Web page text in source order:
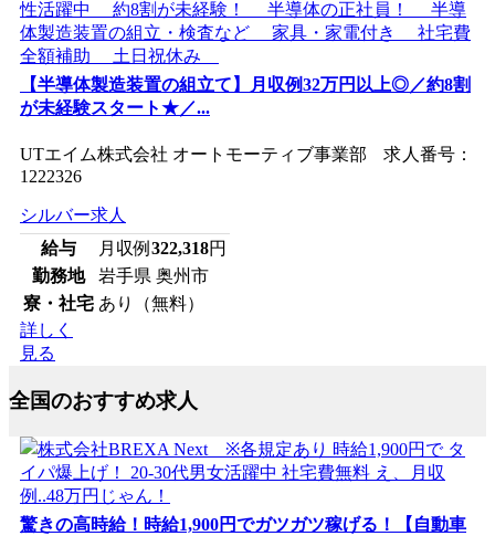
【半導体製造装置の組立て】月収例32万円以上◎／約8割
が未経験スタート★／...
UTエイム株式会社 オートモーティブ事業部 求人番号：
1222326
シルバー求人
給与
月収例 322,318円
勤務地
岩手県 奥州市
寮・社宅 あり（無料）
詳しく
見る
全国のおすすめ求人
驚きの高時給！時給1,900円でガツガツ稼げる！【自動車